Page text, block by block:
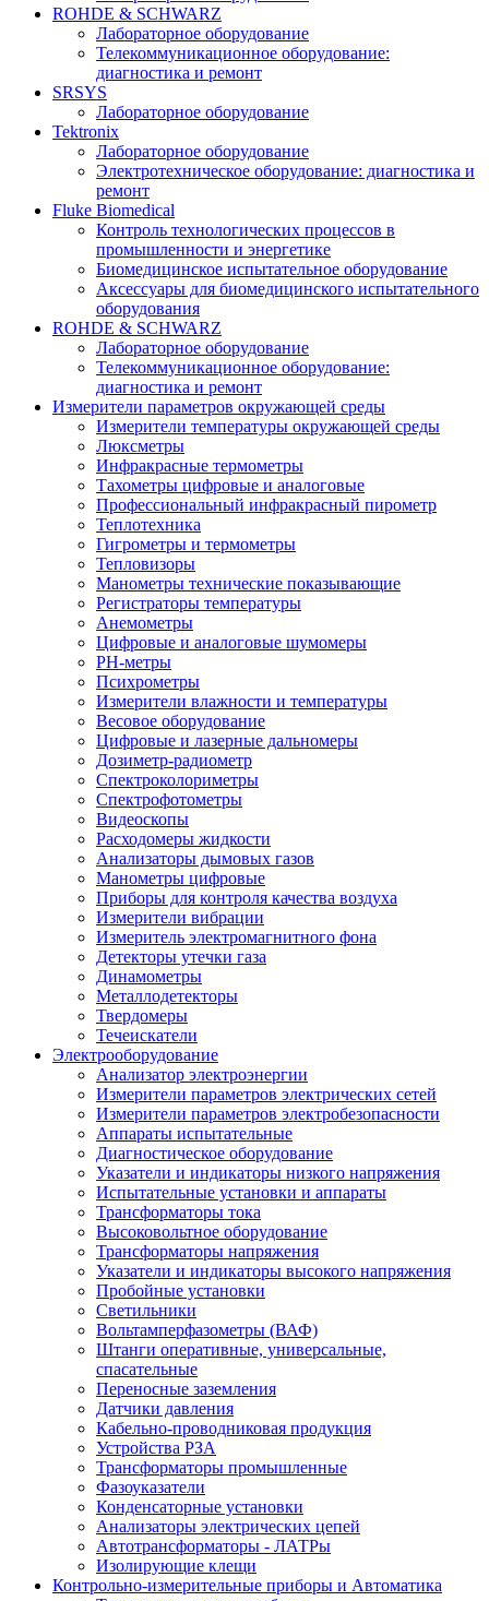
ROHDE & SCHWARZ
Лабораторное оборудование
Телекоммуникационное оборудование:
диагностика и ремонт
SRSYS
Лабораторное оборудование
Tektronix
Лабораторное оборудование
Электротехническое оборудование: диагностика и
ремонт
Fluke Biomedical
Контроль технологических процессов в
промышленности и энергетике
Биомедицинское испытательное оборудование
Аксессуары для биомедицинского испытательного
оборудования
ROHDE & SCHWARZ
Лабораторное оборудование
Телекоммуникационное оборудование:
диагностика и ремонт
Измерители параметров окружающей среды
Измерители температуры окружающей среды
Люксметры
Инфракрасные термометры
Тахометры цифровые и аналоговые
Профессиональный инфракрасный пирометр
Теплотехника
Гигрометры и термометры
Тепловизоры
Манометры технические показывающие
Регистраторы температуры
Анемометры
Цифровые и аналоговые шумомеры
PH-метры
Психрометры
Измерители влажности и температуры
Весовое оборудование
Цифровые и лазерные дальномеры
Дозиметр-радиометр
Спектроколориметры
Спектрофотометры
Видеоскопы
Расходомеры жидкости
Анализаторы дымовых газов
Манометры цифровые
Приборы для контроля качества воздуха
Измерители вибрации
Измеритель электромагнитного фона
Детекторы утечки газа
Динамометры
Металлодетекторы
Твердомеры
Течеискатели
Электрооборудование
Анализатор электроэнергии
Измерители параметров электрических сетей
Измерители параметров электробезопасности
Аппараты испытательные
Диагностическое оборудование
Указатели и индикаторы низкого напряжения
Испытательные установки и аппараты
Трансформаторы тока
Высоковольтное оборудование
Трансформаторы напряжения
Указатели и индикаторы высокого напряжения
Пробойные установки
Светильники
Вольтамперфазометры (ВАФ)
Штанги оперативные, универсальные,
спасательные
Переносные заземления
Датчики давления
Кабельно-проводниковая продукция
Устройства РЗА
Трансформаторы промышленные
Фазоуказатели
Конденсаторные установки
Анализаторы электрических цепей
Автотрансформаторы - ЛАТРы
Изолирующие клещи
Контрольно-измерительные приборы и Автоматика